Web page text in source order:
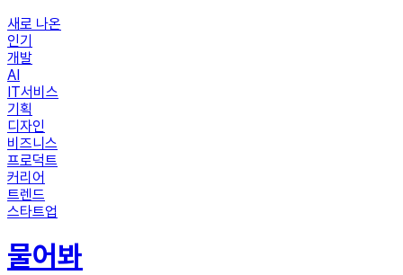
새로 나온
인기
개발
AI
IT서비스
기획
디자인
비즈니스
프로덕트
커리어
트렌드
스타트업
물어봐